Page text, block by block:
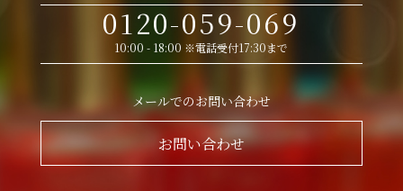
0120-059-069
10:00 - 18:00 ※電話受付17:30まで
メールでのお問い合わせ
お問い合わせ